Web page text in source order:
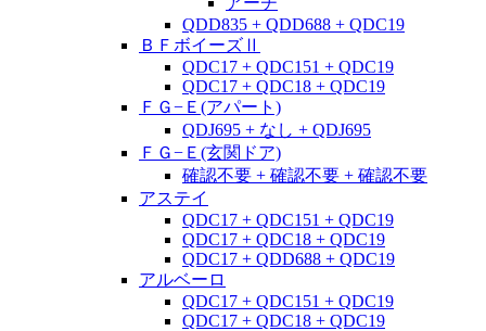
QDD835 + QDD688 + QDC19
ＢＦボイーズⅡ
QDC17 + QDC151 + QDC19
QDC17 + QDC18 + QDC19
ＦＧ−Ｅ(アパート)
QDJ695 + なし + QDJ695
ＦＧ−Ｅ(玄関ドア)
確認不要 + 確認不要 + 確認不要
アステイ
QDC17 + QDC151 + QDC19
QDC17 + QDC18 + QDC19
QDC17 + QDD688 + QDC19
アルベーロ
QDC17 + QDC151 + QDC19
QDC17 + QDC18 + QDC19